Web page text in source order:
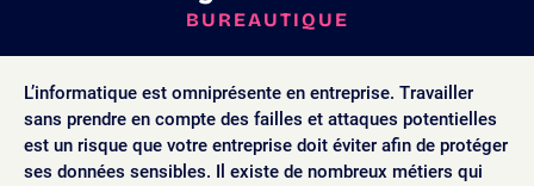
BUREAUTIQUE
L’informatique est omniprésente en entreprise. Travailler
sans prendre en compte des failles et attaques potentielles
est un risque que votre entreprise doit éviter afin de protéger
ses données sensibles. Il existe de nombreux métiers qui